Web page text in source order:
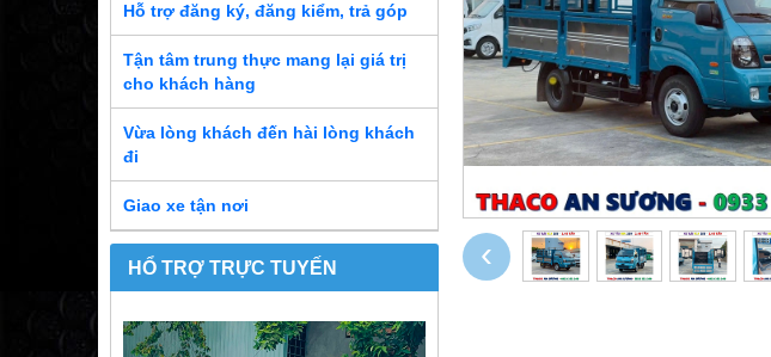
Hỗ trợ đăng ký, đăng kiểm, trả góp
Tận tâm trung thực mang lại giá trị
cho khách hàng
Vừa lòng khách đến hài lòng khách
đi
Giao xe tận nơi
HỔ TRỢ TRỰC TUYẾN ‹